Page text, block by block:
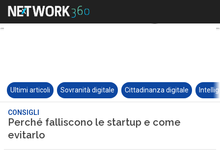
Ultimi articoli Sovranità digitale Cittadinanza digitale
CONSIGLI
Perché falliscono le startup e come
evitarlo